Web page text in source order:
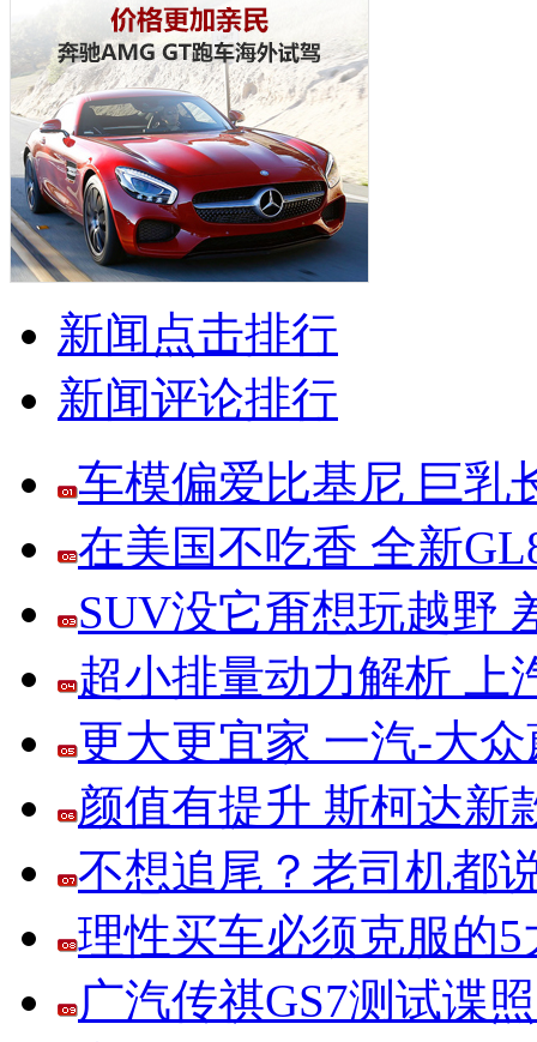
新闻点击排行
新闻评论排行
车模偏爱比基尼 巨乳
在美国不吃香 全新
SUV没它甭想玩越野
超小排量动力解析 上
更大更宜家 一汽-大
颜值有提升 斯柯达新
不想追尾？老司机都
理性买车必须克服的5
广汽传祺GS7测试谍